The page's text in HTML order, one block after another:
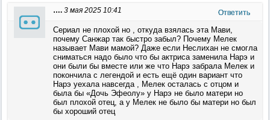
…. 3 мая 2025 10:41 Ответить
Сериал не плохой но , откуда взялась эта Мави,
почему Санжар так быстро забыл? Почему Мелек
называет Мави мамой? Даже если Неслихан не смогла
сниматься надо было что бы актриса заменила Нарэ и
они были бы вместе или же что Нарэ забрала Мелек и
покончила с легендой и есть ещё один вариант что
Нарэ уехала навсегда , Мелек осталась с отцом и
была бы «Дочь Эфеолу» у Нарэ не было матери но
был плохой отец, а у Мелек не было бы матери но был
бы хороший отец